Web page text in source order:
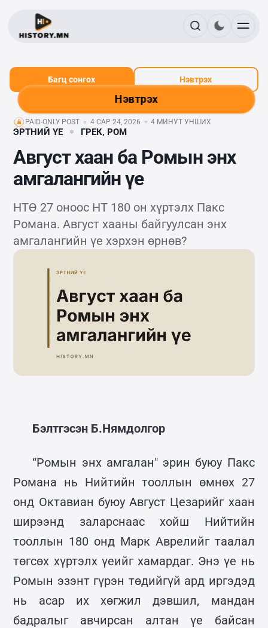
Нэвтрэх
Багц сонгох Нэвтрэх
PAID-ONLY POST 4 САР 24, 2026 4 МИНУТ УНШИХ
ЭРТНИЙ ҮЕ ГРЕК, РОМ
Август хаан ба Ромын энх
амгалангийн үе
НТӨ 27 оноос НТ 180 он хүртэлх Пакс
Романа. Август хааны байгуулсан энх
амгалангийн үе хэрхэн өрнөв?
Бэлтгэсэн Б.Нямдолгор
“Ромын энх амгалан" эрин буюу Пакс
Романа нь Нийтийн тооллын өмнөх 27
онд Октавиан буюу Август Цезарийг хаан
ширээнд заларснаас хойш Нийтийн
тооллын 180 онд Марк Аврелийг таалал
төгсөх хүртэлх үеийг хамардаг. Энэ үе нь
Ромын эзэнт гүрэн төдийгүй ард иргэдэд
нь асар их хөгжил дэвшил, мандан
бадралыг авчирсан алтан үе байсан